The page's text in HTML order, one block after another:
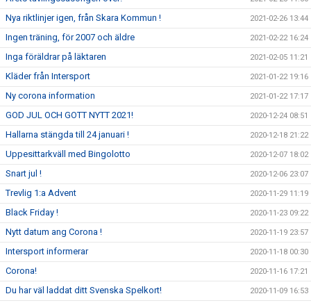
Nya riktlinjer igen, från Skara Kommun ! 2021-02-26 13:44
Ingen träning, för 2007 och äldre 2021-02-22 16:24
Inga föräldrar på läktaren 2021-02-05 11:21
Kläder från Intersport 2021-01-22 19:16
Ny corona information 2021-01-22 17:17
GOD JUL OCH GOTT NYTT 2021! 2020-12-24 08:51
Hallarna stängda till 24 januari ! 2020-12-18 21:22
Uppesittarkväll med Bingolotto 2020-12-07 18:02
Snart jul ! 2020-12-06 23:07
Trevlig 1:a Advent 2020-11-29 11:19
Black Friday ! 2020-11-23 09:22
Nytt datum ang Corona ! 2020-11-19 23:57
Intersport informerar 2020-11-18 00:30
Corona! 2020-11-16 17:21
Du har väl laddat ditt Svenska Spelkort! 2020-11-09 16:53